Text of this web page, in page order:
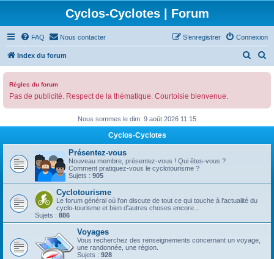
Cyclos-Cyclotes | Forum
FAQ Nous contacter Connexion
S’enregistrer
Index du forum
r
c
r
r
c
r
Règles du forum
Pas de publicité. Respect de la thématique. Courtoisie bienvenue.
Nous sommes le dim. 9 août 2026 11:15
Cyclos-Cyclotes
Présentez-vous
Nouveau membre, présentez-vous ! Qui êtes-vous ?
Comment pratiquez-vous le cyclotourisme ?
Sujets : 905
Cyclotourisme
Le forum général où l'on discute de tout ce qui touche à l'actualité du
cyclo-tourisme et bien d'autres choses encore...
Sujets : 886
Voyages
Vous recherchez des renseignements concernant un voyage,
une randonnée, une région.
Sujets : 928